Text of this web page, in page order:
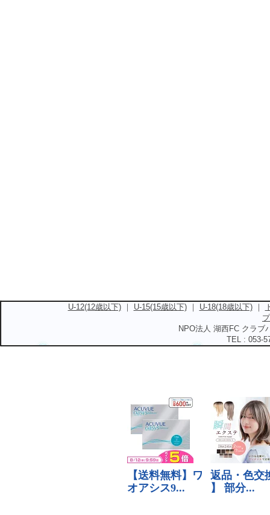
U-12(12歳以下)｜ U-15(15歳以下)｜ U-18(18歳以下)｜
NPO法人 湖西FC クラ
TEL : 053-